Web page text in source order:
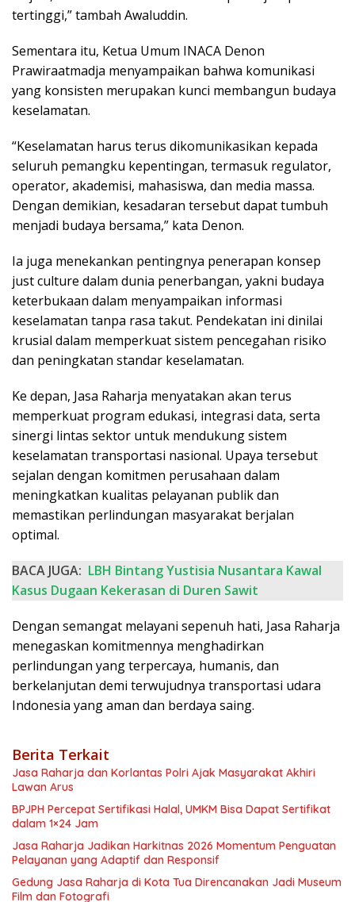
tertinggi,” tambah Awaluddin.
Sementara itu, Ketua Umum INACA Denon
Prawiraatmadja menyampaikan bahwa komunikasi
yang konsisten merupakan kunci membangun budaya
keselamatan.
“Keselamatan harus terus dikomunikasikan kepada
seluruh pemangku kepentingan, termasuk regulator,
operator, akademisi, mahasiswa, dan media massa.
Dengan demikian, kesadaran tersebut dapat tumbuh
menjadi budaya bersama,” kata Denon.
Ia juga menekankan pentingnya penerapan konsep
just culture dalam dunia penerbangan, yakni budaya
keterbukaan dalam menyampaikan informasi
keselamatan tanpa rasa takut. Pendekatan ini dinilai
krusial dalam memperkuat sistem pencegahan risiko
dan peningkatan standar keselamatan.
Ke depan, Jasa Raharja menyatakan akan terus
memperkuat program edukasi, integrasi data, serta
sinergi lintas sektor untuk mendukung sistem
keselamatan transportasi nasional. Upaya tersebut
sejalan dengan komitmen perusahaan dalam
meningkatkan kualitas pelayanan publik dan
memastikan perlindungan masyarakat berjalan
optimal.
BACA JUGA: LBH Bintang Yustisia Nusantara Kawal
Kasus Dugaan Kekerasan di Duren Sawit
Dengan semangat melayani sepenuh hati, Jasa Raharja
menegaskan komitmennya menghadirkan
perlindungan yang terpercaya, humanis, dan
berkelanjutan demi terwujudnya transportasi udara
Indonesia yang aman dan berdaya saing.
Berita Terkait
Jasa Raharja dan Korlantas Polri Ajak Masyarakat Akhiri
Lawan Arus
BPJPH Percepat Sertifikasi Halal, UMKM Bisa Dapat Sertifikat
dalam 1×24 Jam
Jasa Raharja Jadikan Harkitnas 2026 Momentum Penguatan
Pelayanan yang Adaptif dan Responsif
Gedung Jasa Raharja di Kota Tua Direncanakan Jadi Museum
Film dan Fotografi